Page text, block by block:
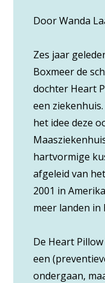
Door Wanda
Zes jaar
Boxmeer de
dochter Heart
een
het idee deze
hartvormige
afgeleid van
2001 in
meer landen in
De Heart
een
ondergaan,